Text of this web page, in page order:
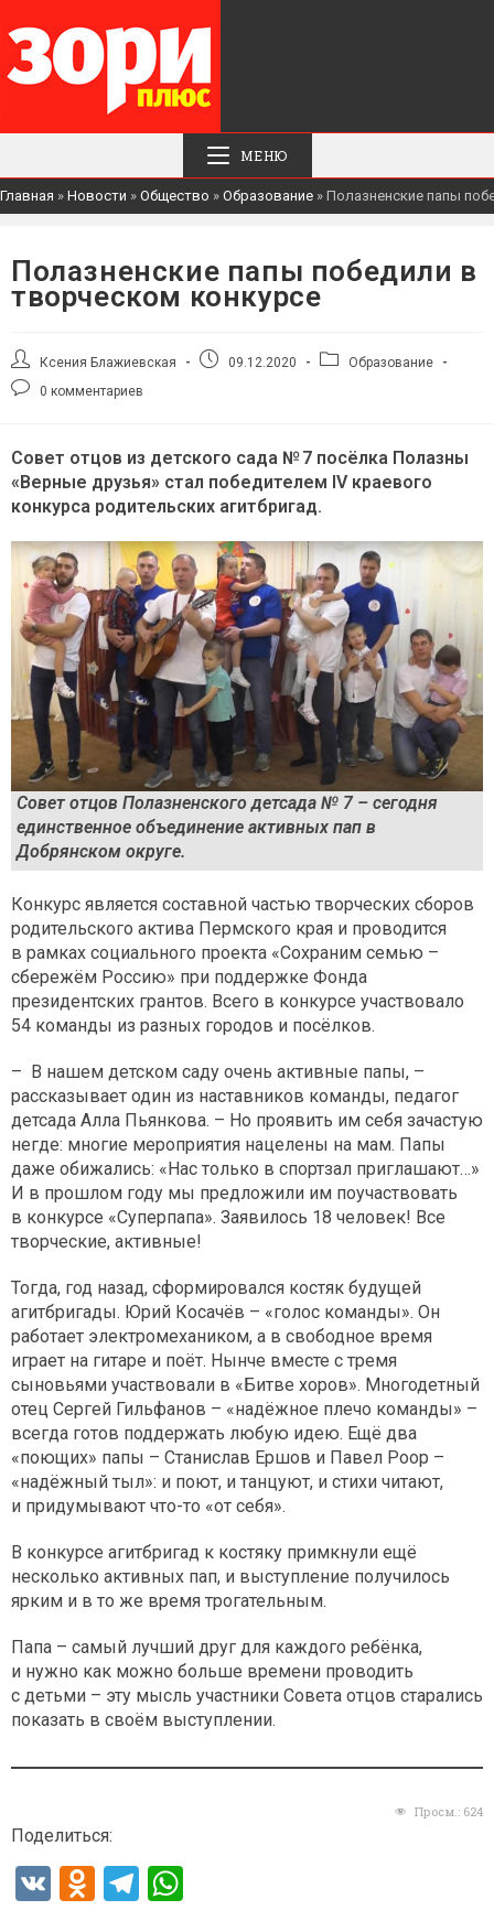
МЕНЮ
Главная » Новости » Общество » Образование » Полазненские папы
Полазненские папы победили в
творческом конкурсе
Автор
записи:
Ксения Блажиевская
Запись09.12.2020
РубрикаОбразование
Комментарии
0 комментариев
Совет отцов из детского сада № 7 посёлка Полазны
«Верные друзья» стал победителем IV краевого
конкурса родительских агитбригад.
Совет отцов Полазненского детсада № 7 – сегодня
единственное объединение активных пап в
Добрянском округе.
Конкурс является составной частью творческих сборов
родительского актива Пермского края и проводится
в рамках социального проекта «Сохраним семью –
сбережём Россию» при поддержке Фонда
президентских грантов. Всего в конкурсе участвовало
54 команды из разных городов и посёлков.
– В нашем детском саду очень активные папы, –
рассказывает один из наставников команды, педагог
детсада Алла Пьянкова. – Но проявить им себя зачастую
негде: многие мероприятия нацелены на мам. Папы
даже обижались: «Нас только в спортзал приглашают…»
И в прошлом году мы предложили им поучаствовать
в конкурсе «Суперпапа». Заявилось 18 человек! Все
творческие, активные!
Тогда, год назад, сформировался костяк будущей
агитбригады. Юрий Косачёв – «голос команды». Он
работает электромехаником, а в свободное время
играет на гитаре и поёт. Нынче вместе с тремя
сыновьями участвовали в «Битве хоров». Многодетный
отец Сергей Гильфанов – «надёжное плечо команды» –
всегда готов поддержать любую идею. Ещё два
«поющих» папы – Станислав Ершов и Павел Роор –
«надёжный тыл»: и поют, и танцуют, и стихи читают,
и придумывают что-то «от себя».
В конкурсе агитбригад к костяку примкнули ещё
несколько активных пап, и выступление получилось
ярким и в то же время трогательным.
Папа – самый лучший друг для каждого ребёнка,
и нужно как можно больше времени проводить
с детьми – эту мысль участники Совета отцов старались
показать в своём выступлении.
Просм.: 624
Поделиться:
V
O
T